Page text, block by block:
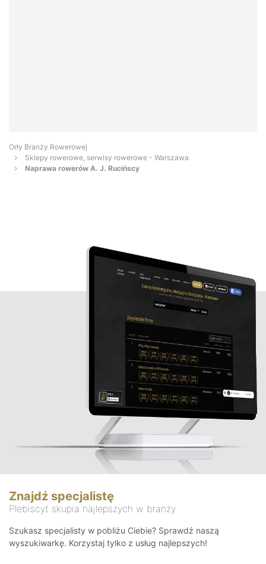
Orły Branży Rowerowej
Sklepy rowerowe, serwisy rowerowe - Warszawa
Naprawa rowerów A. J. Rucińscy
Znajdź specjalistę
Plebiscyt skupia najlepszych w branży
Szukasz specjalisty w pobliżu Ciebie? Sprawdź naszą
wyszukiwarkę. Korzystaj tylko z usług najlepszych!